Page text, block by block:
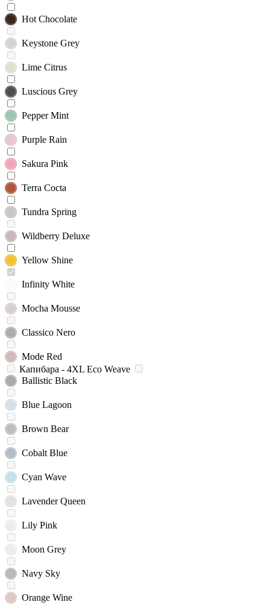
Hot Chocolate
Keystone Grey
Lime Citrus
Luscious Grey
Pepper Mint
Purple Rain
Sakura Pink
Terra Cocta
Tundra Spring
Wildberry Deluxe
Yellow Shine
Infinity White
Mocha Mousse
Classico Nero
Mode Red
Капибара - 4XL Eco Weave
Ballistic Black
Blue Lagoon
Brown Bear
Cobalt Blue
Cyan Wave
Lavender Queen
Lily Pink
Moon Grey
Navy Sky
Orange Wine